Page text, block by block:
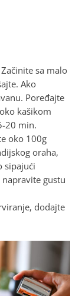
sa malo
Ako
Poređajte
kašikom
20 min.
oko 100g
oraha,
sipajući
gustu
dodajte